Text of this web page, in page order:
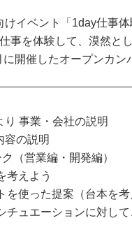
イベント「1day仕事体
事を体験して、漠然と
開催したオープンカン
り 事業・会社の説明
容の説明
（営業編・開発編）
考えよう
を使った提案（台本を
チュエーションに対し